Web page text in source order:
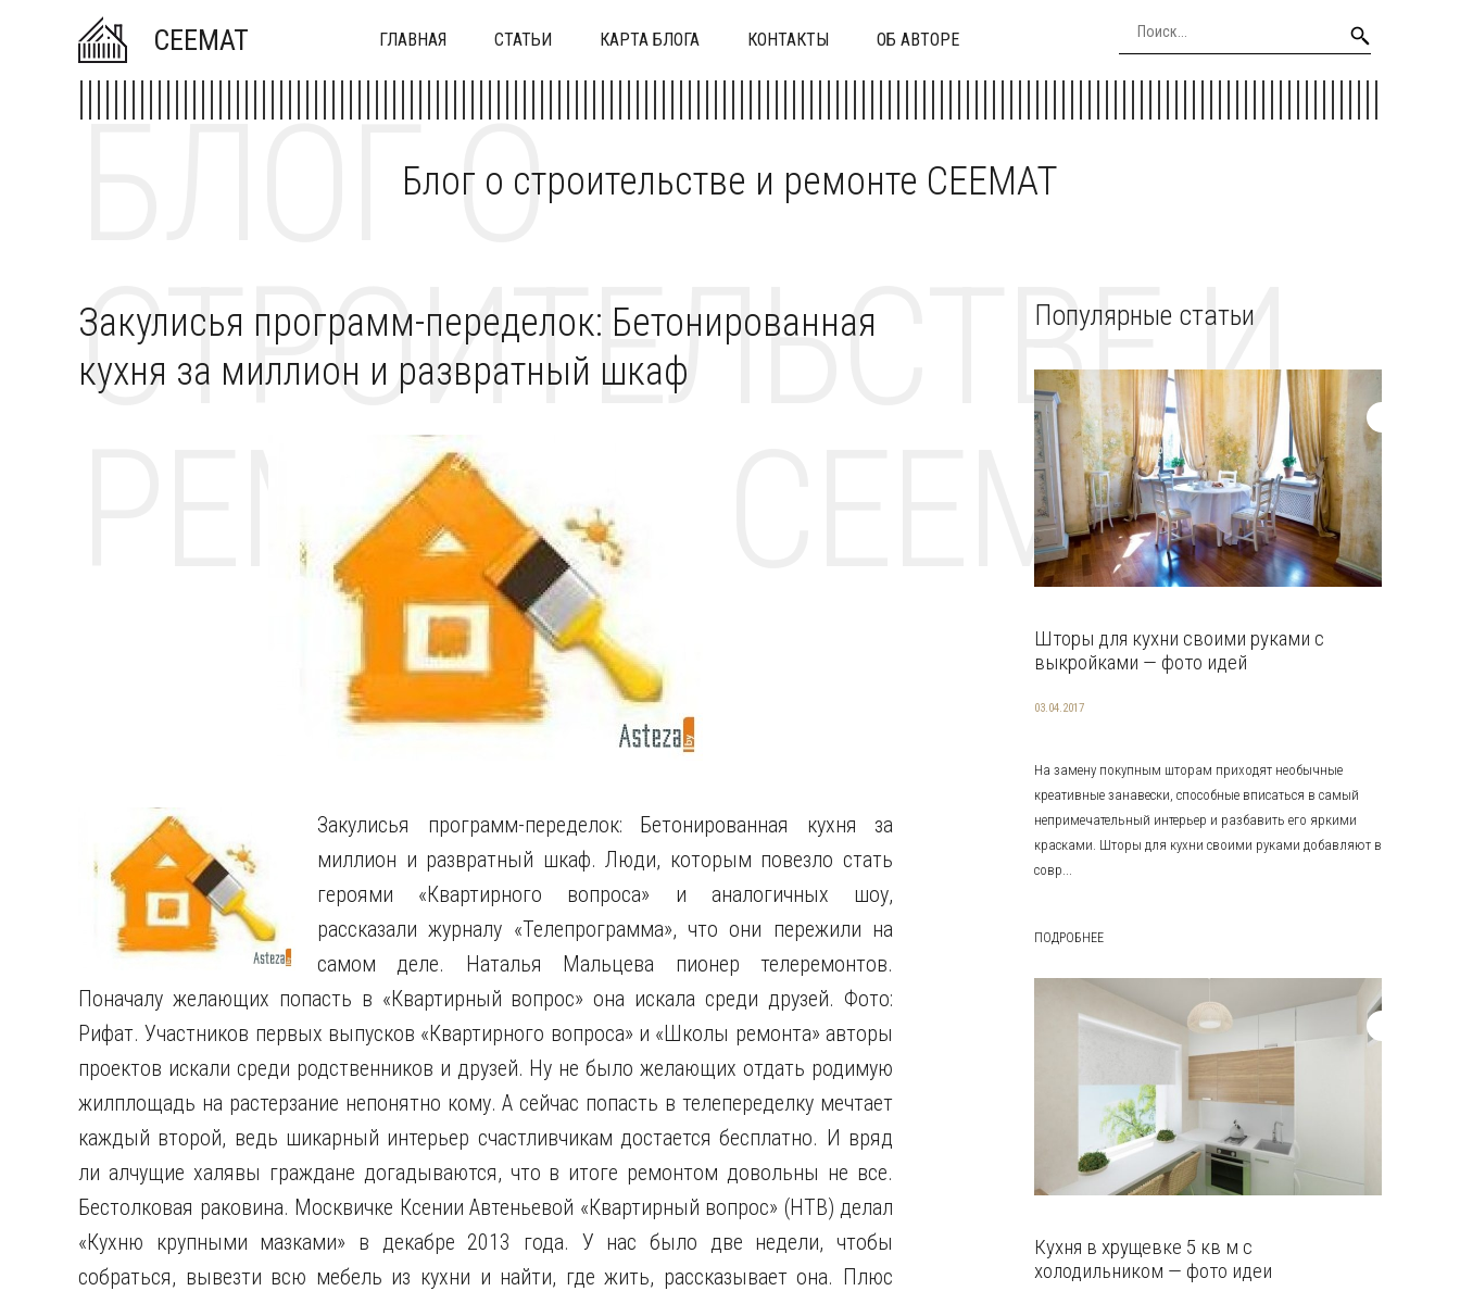
CEEMAT ГЛАВНАЯ СТАТЬИ КАРТА БЛОГА КОНТАКТЫ ОБ АВТОРЕ
Блог о строительстве и ремонте CEEMAT
БЛОГ О
СТРОИТЕЛЬСТВЕ И
РЕМОНТЕ CEEMAT
Закулисья программ-переделок: Бетонированная
кухня за миллион и развратный шкаф
Закулисья программ-переделок: Бетонированная кухня за
миллион и развратный шкаф. Люди, которым повезло стать
героями «Квартирного вопроса» и аналогичных шоу,
рассказали журналу «Телепрограмма», что они пережили на
самом деле. Наталья Мальцева пионер телеремонтов.
Поначалу желающих попасть в «Квартирный вопрос» она искала среди друзей. Фото:
Рифат. Участников первых выпусков «Квартирного вопроса» и «Школы ремонта» авторы
проектов искали среди родственников и друзей. Ну не было желающих отдать родимую
жилплощадь на растерзание непонятно кому. А сейчас попасть в телепеределку мечтает
каждый второй, ведь шикарный интерьер счастливчикам достается бесплатно. И вряд
ли алчущие халявы граждане догадываются, что в итоге ремонтом довольны не все.
Бестолковая раковина. Москвичке Ксении Автеньевой «Квартирный вопрос» (НТВ) делал
«Кухню крупными мазками» в декабре 2013 года. У нас было две недели, чтобы
собраться, вывезти всю мебель из кухни и найти, где жить, рассказывает она. Плюс
Популярные статьи
Шторы для кухни своими руками с
выкройками — фото идей
03.04.2017
На замену покупным шторам приходят необычные
креативные занавески, способные вписаться в самый
непримечательный интерьер и разбавить его яркими
красками. Шторы для кухни своими руками добавляют в
совр...
ПОДРОБНЕЕ
Кухня в хрущевке 5 кв м с
холодильником — фото идеи